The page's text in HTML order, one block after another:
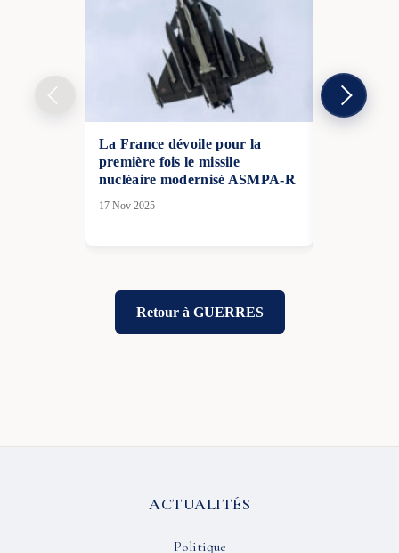
La France dévoile pour la
première fois le missile
nucléaire modernisé ASMPA-R
17 Nov 2025
Retour à GUERRES
ACTUALITÉS
Politique